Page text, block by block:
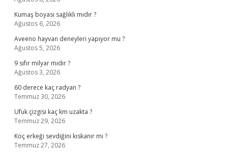
Kumaş boyası sağlıklı mıdır ?
Ağustos 6, 2026
Aveeno hayvan deneyleri yapıyor mu ?
Ağustos 5, 2026
9 sıfır milyar mıdır ?
Ağustos 3, 2026
60 derece kaç radyan ?
Temmuz 30, 2026
Ufuk çizgisi kaç km uzakta ?
Temmuz 29, 2026
Koç erkeği sevdiğini kıskanır mı ?
Temmuz 27, 2026